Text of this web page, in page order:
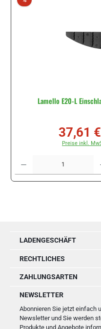
Lamello E20-L
Verkaufspreis:
37,61 €
Preise inkl.
LADENGESCHÄFT
RECHTLICHES
ZAHLUNGSARTEN
NEWSLETTER
Abonnieren Sie jetzt einfach
Newsletter und Sie werden
Produkte und Angebote